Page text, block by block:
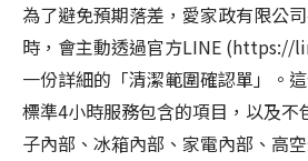
為了避免預期落差，愛家政有限公
時，會主動透過官方LINE (https://
一份詳細的「清潔範圍確認單」。
標準4小時服務包含的項目，以及不
子內部、冰箱內部、家電內部、高